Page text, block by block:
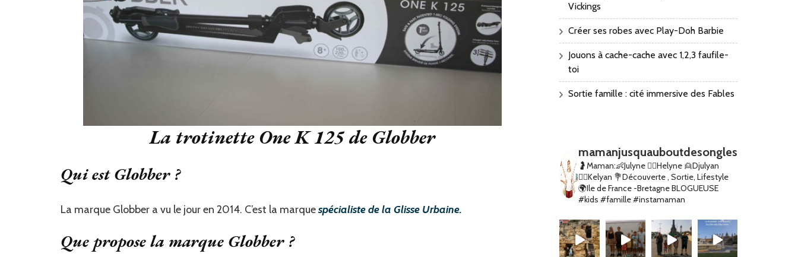
La trotinette One K 125 de Globber
Qui est Globber ?
La marque Globber a vu le jour en 2014. C’est la marquespécialiste de la Glisse Urbaine.
Que propose la marque Globber ?
Vickings
Créer ses robes avec Play-Doh Barbie
Jouons à cache-cache avec 1,2,3 faufile-
toi
Sortie famille : cité immersive des Fables
mamanjusquauboutdesongles
🤰Maman:👶Julyne 👱‍♀️Helyne 👱Djulyan
👱‍♂️Kelyan 💐Découverte , Sortie, Lifestyle
🌍Ile de France -BretagneBLOGUEUSE
#kids #famille #instamaman